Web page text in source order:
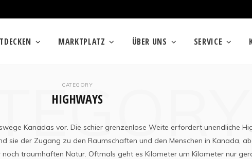
MARKTPLATZ ÜBER UNS SERVICE
CATEGORY
HIGHWAYS
Kanadas vor. Die schier grenzenlose Weite erfordert unendliche
sie der Zugang zu den Raumschaften und den Menschen in Kanada,
traumhaften Natur. Oftmals geht es Kilometer um Kilometer nur